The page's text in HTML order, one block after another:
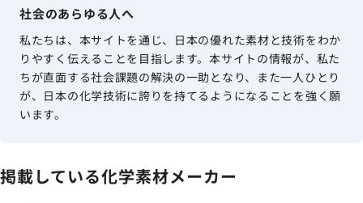
社会のあらゆる人へ
私たちは、本サイトを通じ、日本の優れた素材と技術をわか
りやすく伝えることを目指します。本サイトの情報が、私た
ちが直面する社会課題の解決の一助となり、また一人ひとり
が、日本の化学技術に誇りを持てるようになることを強く願
います。
掲載している化学素材メーカー